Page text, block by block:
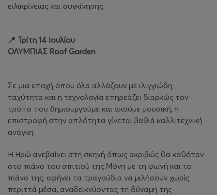
ειλικρίνειας και συγκίνησης.
📍 Τρίτη 14 Ιουλίου
ΟΛΥΜΠΙΑΣ Roof Garden
Σε μια εποχή όπου όλα αλλάζουν με ιλιγγιώδη
ταχύτητα και η τεχνολογία επηρεάζει διαρκώς τον
τρόπο που δημιουργούμε και ακούμε μουσική, η
επιστροφή στην απλότητα γίνεται βαθιά καλλιτεχνική
ανάγκη.
Η Ηρώ ανεβαίνει στη σκηνή όπως ακριβώς θα καθόταν
στο πιάνο του σπιτιού της.Μόνη με τη φωνή και το
πιάνο της, αφήνει τα τραγούδια να μιλήσουν χωρίς
περιττά μέσα, αναδεικνύοντας τη δύναμη της